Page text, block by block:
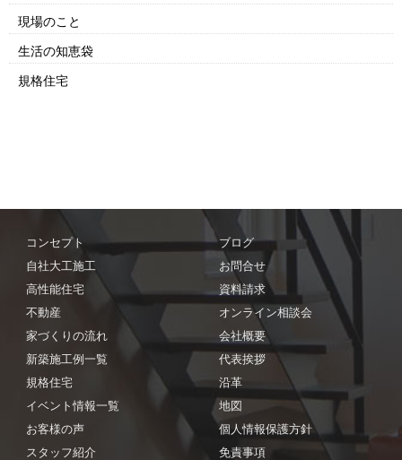
現場のこと
生活の知恵袋
規格住宅
コンセプト
自社大工施工
高性能住宅
不動産
家づくりの流れ
新築施工例一覧
規格住宅
イベント情報一覧
お客様の声
スタッフ紹介
ブログ
お問合せ
資料請求
オンライン相談会
会社概要
代表挨拶
沿革
地図
個人情報保護方針
免責事項